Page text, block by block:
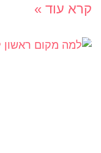
קרא עוד »